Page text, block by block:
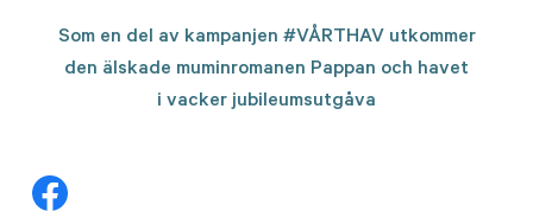
Som en del av kampanjen #VÅRTHAV utkommer
den älskade muminromanen Pappan och havet
i vacker jubileumsutgåva